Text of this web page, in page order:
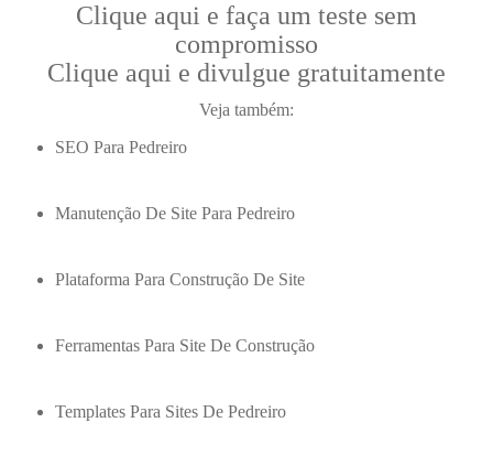
Clique aqui e faça um teste sem
compromisso
Clique aqui e divulgue gratuitamente
Veja também:
SEO Para Pedreiro
Manutenção De Site Para Pedreiro
Plataforma Para Construção De Site
Ferramentas Para Site De Construção
Templates Para Sites De Pedreiro